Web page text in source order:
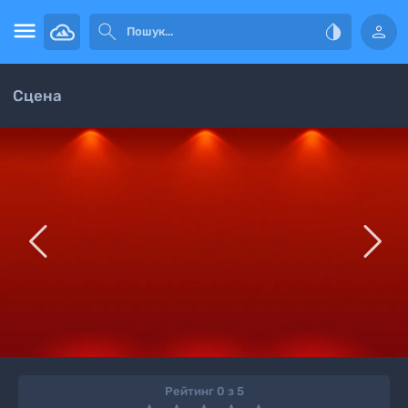
   
Сцена
 
Рейтинг 0 з 5